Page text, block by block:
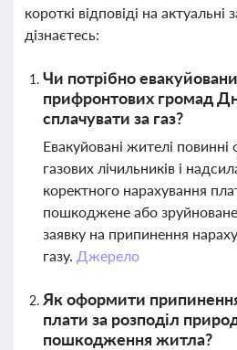
короткі відповіді на актуальні
дізнаєтесь:
Чи потрібно
прифронтових громад
сплачувати за газ?
Евакуйовані жителі повинні
газових лічильників і
коректного нарахування
пошкоджене або
заявку на припинення
газу. Джерело
Як оформити
плати за розподіл
пошкодження житла?